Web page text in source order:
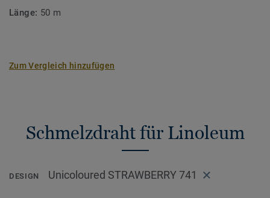
Länge: 50 m
Zum Vergleich hinzufügen
Schmelzdraht für Linoleum
DESIGN Unicoloured STRAWBERRY 741